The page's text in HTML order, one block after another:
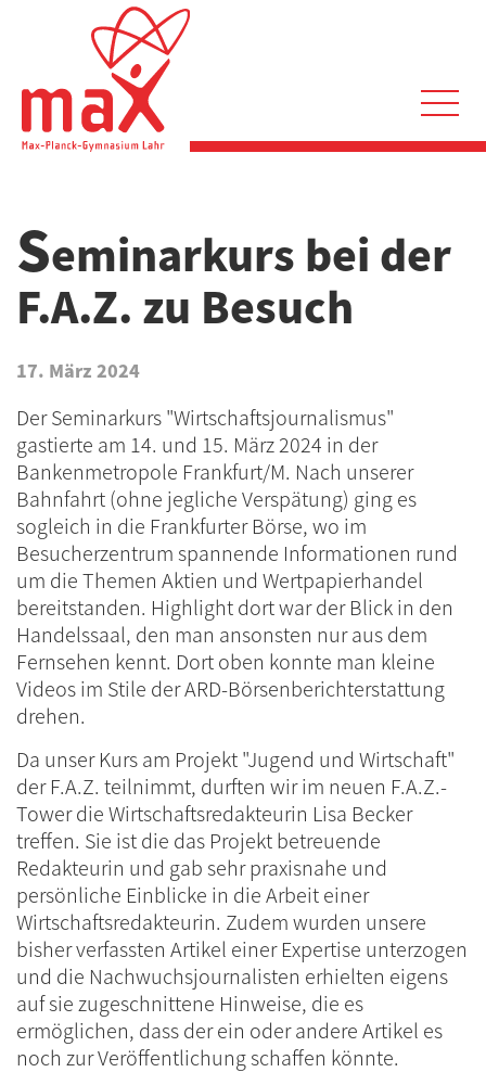
Hauptnavigation
Seminarkurs bei der
F.A.Z. zu Besuch
17. März 2024
Der Seminarkurs "Wirtschaftsjournalismus"
gastierte am 14. und 15. März 2024 in der
Bankenmetropole Frankfurt/M. Nach unserer
Bahnfahrt (ohne jegliche Verspätung) ging es
sogleich in die Frankfurter Börse, wo im
Besucherzentrum spannende Informationen rund
um die Themen Aktien und Wertpapierhandel
bereitstanden. Highlight dort war der Blick in den
Handelssaal, den man ansonsten nur aus dem
Fernsehen kennt. Dort oben konnte man kleine
Videos im Stile der ARD-Börsenberichterstattung
drehen.
Da unser Kurs am Projekt "Jugend und Wirtschaft"
der F.A.Z. teilnimmt, durften wir im neuen F.A.Z.-
Tower die Wirtschaftsredakteurin Lisa Becker
treffen. Sie ist die das Projekt betreuende
Redakteurin und gab sehr praxisnahe und
persönliche Einblicke in die Arbeit einer
Wirtschaftsredakteurin. Zudem wurden unsere
bisher verfassten Artikel einer Expertise unterzogen
und die Nachwuchsjournalisten erhielten eigens
auf sie zugeschnittene Hinweise, die es
ermöglichen, dass der ein oder andere Artikel es
noch zur Veröffentlichung schaffen könnte.